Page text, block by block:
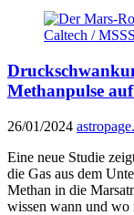
Methanpulse
26/01/2024
Eine neue Studie
die Gas aus dem
Methan in die
wissen wann und wo